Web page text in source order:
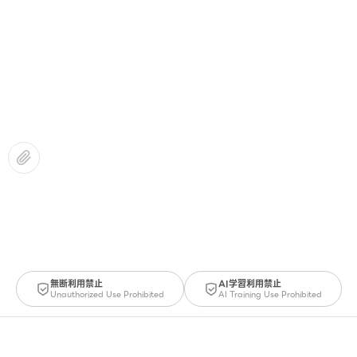
無断利用禁止
Unauthorized Use Prohibited
AI学習利用禁止
AI Training Use Prohibited